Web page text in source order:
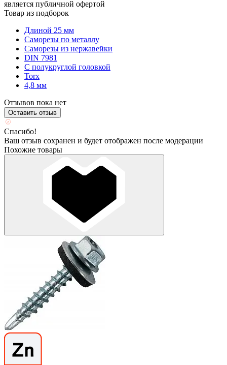
является публичной офертой
Товар из подборок
Длиной 25 мм
Саморезы по металлу
Саморезы из нержавейки
DIN 7981
С полукруглой головкой
Torx
4,8 мм
Отзывов пока нет
Оставить отзыв
Спасибо!
Ваш отзыв сохранен и будет отображен после модерации
Похожие товары